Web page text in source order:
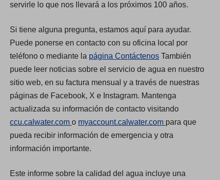
servirle lo que nos llevará a los próximos 100 años.
Si tiene alguna pregunta, estamos aquí para ayudar.
Puede ponerse en contacto con su oficina local por
teléfono o mediante la página Contáctenos También
puede leer noticias sobre el servicio de agua en nuestro
sitio web, en su factura mensual y a través de nuestras
páginas de Facebook, X e Instagram. Mantenga
actualizada su información de contacto visitando
ccu.calwater.com (
O
p
n
o myaccount.calwater.com (
O
n
para que
pueda recibir información de emergencia y otra
información importante.
Este informe sobre la calidad del agua incluye una